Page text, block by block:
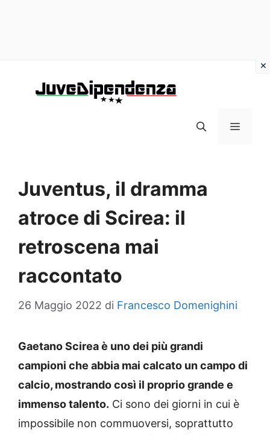
MENU
Juventus, il dramma
atroce di Scirea: il
retroscena mai
raccontato
26 Maggio 2022 di Francesco Domenighini
Gaetano Scirea è uno dei più grandi
campioni che abbia mai calcato un campo di
calcio, mostrando così il proprio grande e
immenso talento. Ci sono dei giorni in cui è
impossibile non commuoversi, soprattutto